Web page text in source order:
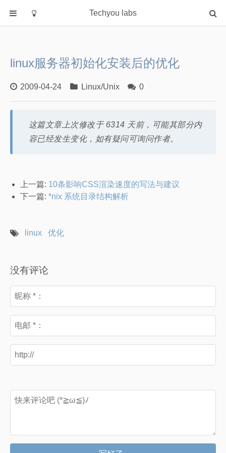
Techyou labs
Default
Linux/Unix
Database
Cloud
Networking
关于作者
linux服务器初始化安装后的优化
2009-04-24 Linux/Unix 0
这篇文章上次修改于 6314 天前，可能其部分内
容已经发生变化，如有疑问可询问作者。
上一篇: 10条影响CSS渲染速度的写法与建议
下一篇: *nix 系统目录结构解析
linux 优化
没有评论